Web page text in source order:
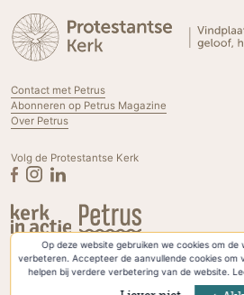
Op deze website gebruiken we cookies om
verbeteren. Accepteer de aanvullende cookies om
helpen bij verdere verbetering van de website.
Contact met Petrus
Abonneren op Petrus Magazine
Over Petrus
Volg de Protestantse Kerk
Privacyverklaring & Cookies